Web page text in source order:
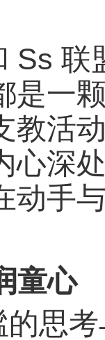
Ss 联
是一
教活
心深
动手
童心
思